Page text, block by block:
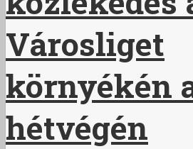
Városliget
környékén
hétvégén